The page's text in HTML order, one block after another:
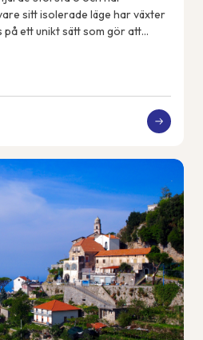
sitt isolerade läge har växter
ett unikt sätt som gör att